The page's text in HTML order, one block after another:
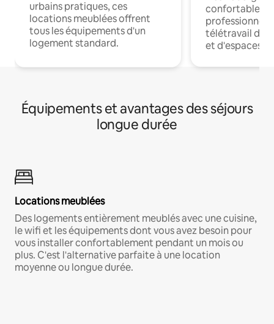
urbains pratiques, ces
locations meublées offrent
tous les équipements d'un
logement standard.
confortables
professionnels
télétravail
et d'espaces
Équipements et avantages des séjours
longue durée
Locations meublées
Des logements entièrement meublés avec une cuisine,
le wifi et les équipements dont vous avez besoin pour
vous installer confortablement pendant un mois ou
plus. C'est l'alternative parfaite à une location
moyenne ou longue durée.